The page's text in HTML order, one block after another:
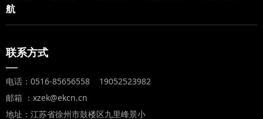
航
联系方式
—
电话：0516-85656558 19052523982
邮箱 ：xzek@ekcn.cn
地址：江苏省徐州市鼓楼区九里峰景小